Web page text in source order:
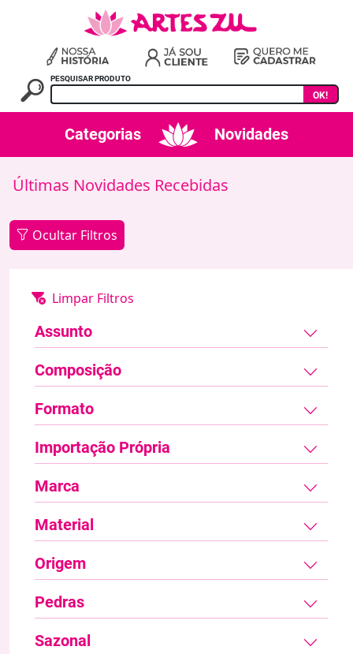
PESQUISAR PRODUTO
OK!
Categorias Novidades
Últimas Novidades Recebidas
Ocultar Filtros
Assunto
Composição
Formato
Importação Própria
Marca
Material
Origem
Pedras
Sazonal